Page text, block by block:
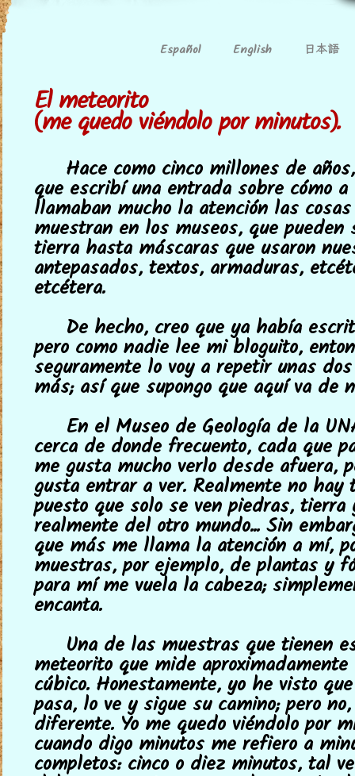
Español English 日本語
El meteorito
(me quedo viéndolo por minutos).
Hace como cinco millones de
que escribí una entrada sobre cómo
llamaban mucho la atención las
muestran en los museos, que pueden
tierra hasta máscaras que usaron
antepasados, textos, armaduras,
etcétera.
De hecho, creo que ya había
pero como nadie lee mi bloguito,
seguramente lo voy a repetir unas
más; así que supongo que aquí va de
En el Museo de Geología de la
cerca de donde frecuento, cada que
me gusta mucho verlo desde afuera,
gusta entrar a ver. Realmente no hay
puesto que solo se ven piedras, tierra
realmente del otro mundo... Sin
que más me llama la atención a mí,
muestras, por ejemplo, de plantas y
para mí me vuela la cabeza;
encanta.
Una de las muestras que tienen
meteorito que mide
cúbico. Honestamente, yo he visto
pasa, lo ve y sigue su camino; pero
diferente. Yo me quedo viéndolo por
cuando digo minutos me refiero a
completos: cinco o diez minutos, tal